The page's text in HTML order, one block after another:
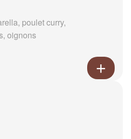
poulet curry,
oignons